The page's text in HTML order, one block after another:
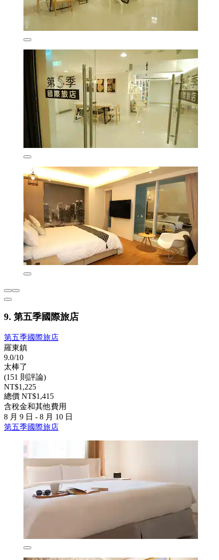
9. 第五季國際旅店
第五季國際旅店
羅東鎮
9.0/10
太棒了
(151 則評論)
NT$1,225
總價 NT$1,415
含稅金和其他費用
8 月 9 日 - 8 月 10 日
第五季國際旅店